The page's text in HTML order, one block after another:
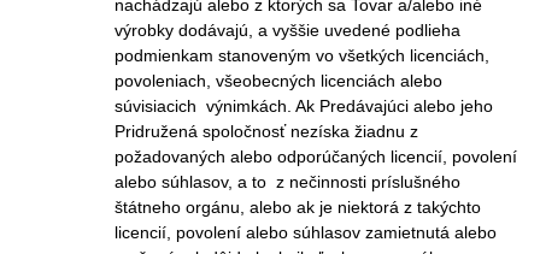
nachádzajú alebo z ktorých sa Tovar a/alebo iné
výrobky dodávajú, a vyššie uvedené podlieha
podmienkam stanoveným vo všetkých licenciách,
povoleniach, všeobecných licenciách alebo
súvisiacich výnimkách. Ak Predávajúci alebo jeho
Pridružená spoločnosť nezíska žiadnu z
požadovaných alebo odporúčaných licencií, povolení
alebo súhlasov, a to z nečinnosti príslušného
štátneho orgánu, alebo ak je niektorá z takýchto
licencií, povolení alebo súhlasov zamietnutá alebo